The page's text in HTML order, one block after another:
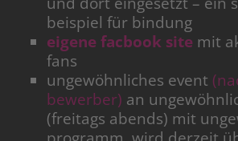
beispiel für bindung
eigene facbook site mit
fans
ungewöhnliches event
bewerber) an
(freitags abends) mit